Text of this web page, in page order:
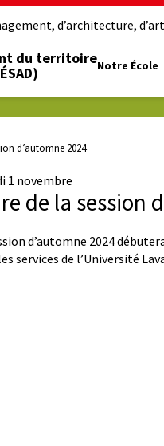
d’architecture,
du territoireNotre École
d’automne 2024
1 novembre
de la session
d’automne 2024
services de l’Université